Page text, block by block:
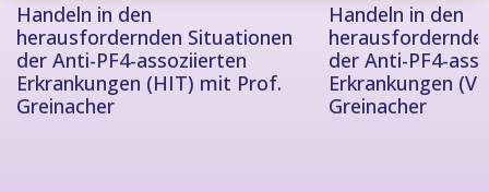
Handeln in den
herausfordernden Situationen
der Anti-PF4-assoziierten
Erkrankungen (HIT) mit Prof.
Greinacher
Handeln in den
der Anti-PF4-
Erkrankungen
Greinacher